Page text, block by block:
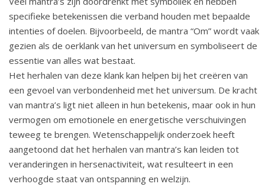
specifieke betekenissen die verband houden met bepaalde
intenties of doelen. Bijvoorbeeld, de mantra “Om” wordt vaak
gezien als de oerklank van het universum en symboliseert de
essentie van alles wat bestaat.
Het herhalen van deze klank kan helpen bij het creëren van
een gevoel van verbondenheid met het universum. De kracht
van mantra’s ligt niet alleen in hun betekenis, maar ook in hun
vermogen om emotionele en energetische verschuivingen
teweeg te brengen. Wetenschappelijk onderzoek heeft
aangetoond dat het herhalen van mantra’s kan leiden tot
veranderingen in hersenactiviteit, wat resulteert in een
verhoogde staat van ontspanning en welzijn.